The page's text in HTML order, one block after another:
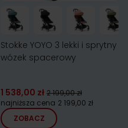
Stokke YOYO 3 lekki i sprytny
wózek spacerowy
1 538,00 zł 2 199,00 zł
najniższa cena 2 199,00 zł
ZOBACZ